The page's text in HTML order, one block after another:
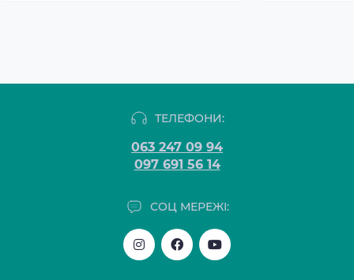
ТЕЛЕФОНИ:
063 247 09 94
097 691 56 14
СОЦ МЕРЕЖІ: